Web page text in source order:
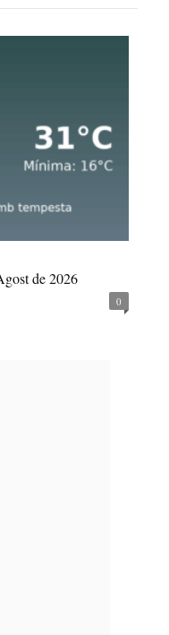
de 2026
0